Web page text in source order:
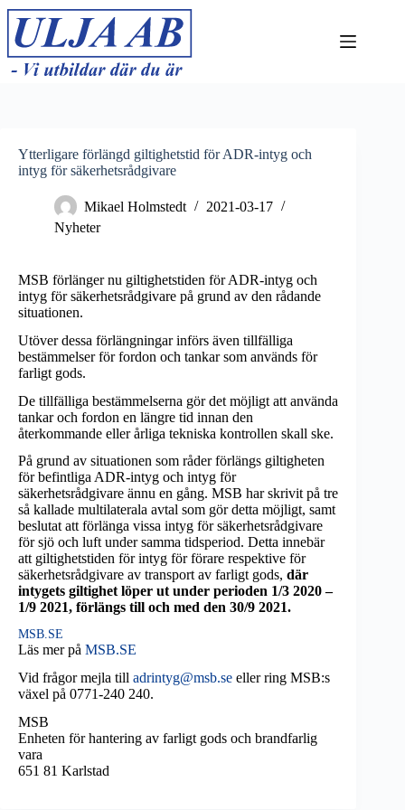
Hoppa
innehåll
Ytterligare förlängd giltighetstid för ADR-intyg och
intyg för säkerhetsrådgivare
Mikael Holmstedt
2021-03-17
Nyheter
MSB förlänger nu giltighetstiden för ADR-intyg och
intyg för säkerhetsrådgivare på grund av den rådande
situationen.
Utöver dessa förlängningar införs även tillfälliga
bestämmelser för fordon och tankar som används för
farligt gods.
De tillfälliga bestämmelserna gör det möjligt att använda
tankar och fordon en längre tid innan den
återkommande eller årliga tekniska kontrollen skall ske.
På grund av situationen som råder förlängs giltigheten
för befintliga ADR-intyg och intyg för
säkerhetsrådgivare ännu en gång. MSB har skrivit på tre
så kallade multilaterala avtal som gör detta möjligt, samt
beslutat att förlänga vissa intyg för säkerhetsrådgivare
för sjö och luft under samma tidsperiod. Detta innebär
att giltighetstiden för intyg för förare respektive för
säkerhetsrådgivare av transport av farligt gods, där
intygets giltighet löper ut under perioden 1/3 2020 –
1/9 2021, förlängs till och med den 30/9 2021.
MSB.SE
Läs mer på MSB.SE
Vid frågor mejla till adrintyg@msb.se eller ring MSB:s
växel på 0771-240 240.
MSB
Enheten för hantering av farligt gods och brandfarlig
vara
651 81 Karlstad